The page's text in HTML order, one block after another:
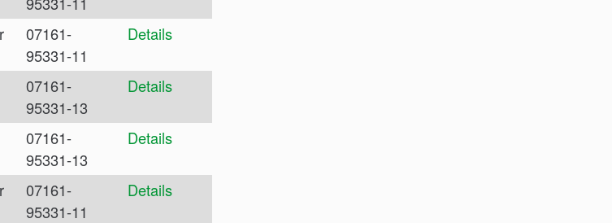
07161-
95331-11
Details
07161-
95331-13
Details
07161-
95331-13
Details
07161-
95331-11
Details